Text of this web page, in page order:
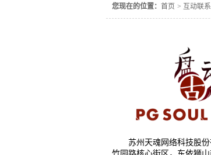
您现在的位置： 首页 > 互动联系
苏州天魂网络科技股份